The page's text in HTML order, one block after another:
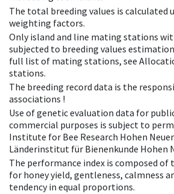
The total breeding values is calculated
weighting factors.
Only island and line mating stations
subjected to breeding values estimation
full list of mating stations, see
stations.
The breeding record data is the
associations !
Use of genetic evaluation data for
commercial purposes is subject to
Institute for Bee Research Hohen
Länderinstitut für Bienenkunde Hohen
The performance index is composed of
for honey yield, gentleness, calmness
tendency in equal proportions.